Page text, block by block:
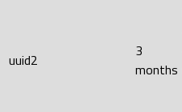
uuid2
3
months